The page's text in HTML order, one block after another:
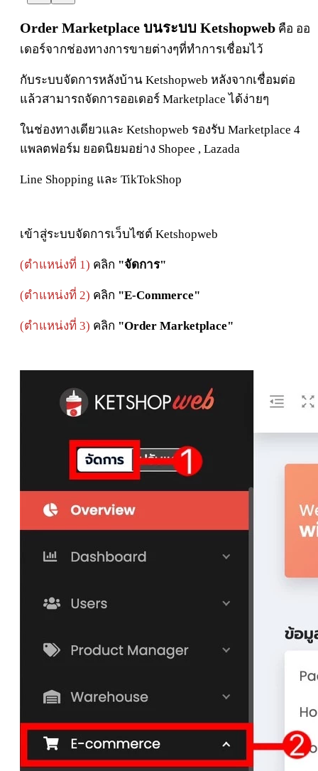
Order Marketplace บนระบบ Ketshopweb คือ ออ
เดอร์จากช่องทางการขายต่างๆที่ทำการเชื่อมไว้
กับระบบจัดการหลังบ้าน Ketshopweb หลังจากเชื่อมต่อ
แล้วสามารถจัดการออเดอร์ Marketplace ได้ง่ายๆ
ในช่องทางเดียวและ Ketshopweb รองรับ Marketplace 4
แพลตฟอร์ม ยอดนิยมอย่าง Shopee , Lazada
Line Shopping และ TikTokShop
เข้าสู่ระบบจัดการเว็บไซต์ Ketshopweb
(ตำแหน่งที่ 1) คลิก "จัดการ"
(ตำแหน่งที่ 2) คลิก "E-Commerce"
(ตำแหน่งที่ 3) คลิก "Order Marketplace"